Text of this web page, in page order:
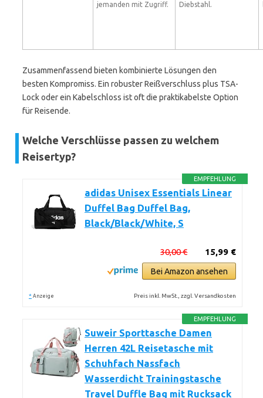
jemanden mit Zugriff.
Diebstahl.
Zusammenfassend bieten kombinierte Lösungen den
besten Kompromiss. Ein robuster Reißverschluss plus TSA-
Lock oder ein Kabelschloss ist oft die praktikabelste Option
für Reisende.
Welche Verschlüsse passen zu welchem
Reisertyp?
EMPFEHLUNG
adidas Unisex Essentials Linear
Duffel Bag Duffel Bag,
Black/Black/White, S
15,99 €
30,00 €
Bei Amazon ansehen
* Anzeige Preis inkl. MwSt., zzgl. Versandkosten
EMPFEHLUNG
Suweir Sporttasche Damen
Herren 42L Reisetasche mit
Schuhfach Nassfach
Wasserdicht Trainingstasche
Travel Duffle Bag mit Rucksack